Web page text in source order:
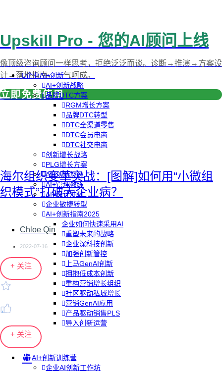
企业AI+创新
AI+创新战略
品牌DTC方案
RGM增长方案
品牌DTC转型
DTC全渠道零售
DTC会员电商
DTC社交电商
创新增长战略
PLG增长方案
AI+创新加速
AI+管理教练
AI+设计冲刺
企业敏捷转型
AI+创新指南2025
企业如何快速采用AI
重塑未来的战略
企业深科技创新
加强创新管控
上马GenAI创新
拥抱低成本创新
重构营销增长组织
社区驱动私域增长
营销GenAI应用
产品驱动销售PLS
导入创新运营
AI+创新训练营
企业AI创新工作坊
Upskill Pro - 您的AI顾问上线
像顶级咨询顾问一样思考，拒绝泛泛而谈。诊断→推演→方案设
计→落地指南，一气呵成。
立即免费使用
海尔组织变革实战：[图解]如何用“小微组
织模式”打破大企业病？
Chloe Qin
2022-07-16
+ 关注
+ 关注